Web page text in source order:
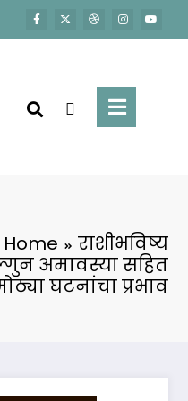
Home
राशीभविष्य
अमावस्या सहित
घटनांचा प्रभाव